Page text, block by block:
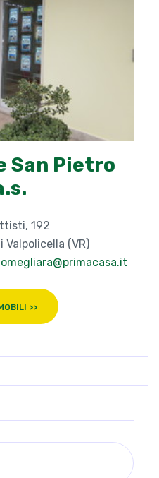
San Pietro
192
Valpolicella (VR)
>>